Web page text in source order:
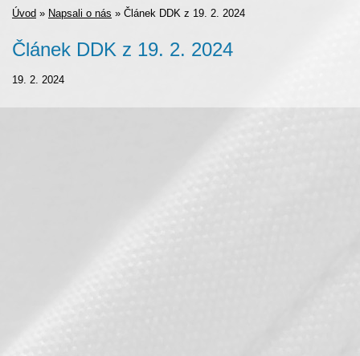
Úvod » Napsali o nás » Článek DDK z 19. 2. 2024
Článek DDK z 19. 2. 2024
19. 2. 2024